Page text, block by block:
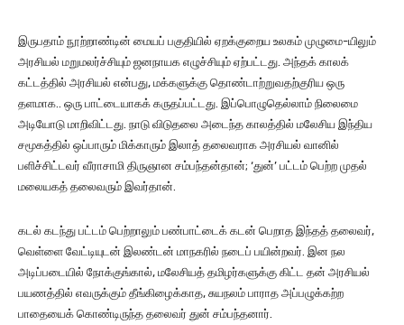
இருபதாம் நூற்றாண்டின் மையப் பகுதியில் ஏறக்குறைய உலகம் முழுமை-யிலும்
அரசியல் மறுமலர்ச்சியும் ஜனநாயக எழுச்சியும் ஏற்பட்டது. அந்தக் காலக்
கட்டத்தில் அரசியல் என்பது, மக்களுக்கு தொண்டாற்றுவதற்குரிய ஒரு
தளமாக.. ஒரு பாட்டையாகக் கருதப்பட்டது. இப்பொழுதெல்லாம் நிலைமை
அடியோடு மாறிவிட்டது. நாடு விடுதலை அடைந்த காலத்தில் மலேசிய இந்திய
சமூகத்தில் ஒப்பாரும் மிக்காரும் இலாத் தலைவராக அரசியல் வானில்
பளிச்சிட்டவர் வீராசாமி திருஞான சம்பந்தன்தான்; ‘துன்’ பட்டம் பெற்ற முதல்
மலையகத் தலைவரும் இவர்தான்.
கடல் கடந்து பட்டம் பெற்றாலும் பண்பாட்டைக் கடன் பெறாத இந்தத் தலைவர்,
வெள்ளை வேட்டியுடன் இலண்டன் மாநகரில் நடைப் பயின்றவர். இன நல
அடிப்படையில் நோக்குங்கால், மலேசியத் தமிழர்களுக்கு கிட்ட தன் அரசியல்
பயணத்தில் எவருக்கும் தீங்கிழைக்காத, சுயநலம் பாராத அப்பழுக்கற்ற
பாதையைக் கொண்டிருந்த தலைவர் துன் சம்பந்தனார்.